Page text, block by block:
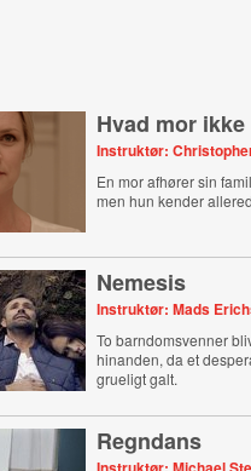
Hvad mor
Instruktør:
En mor afhører sin
men hun kender
Nemesis
Instruktør: Mads
To barndomsvenner
hinanden, da et
grueligt galt.
Regndans